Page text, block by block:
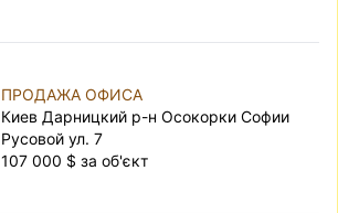
ПРОДАЖА ОФИСА
Киев Дарницкий р-н Осокорки Софии
Русовой ул. 7
107 000 $ за об'єкт